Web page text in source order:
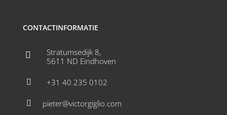
CONTACTINFORMATIE

Stratumsedijk 8,
5611 ND Eindhoven
 +31 40 235 0102
 pieter@victorgiglio.com